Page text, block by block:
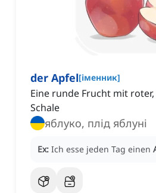
der Apfel[іменник]
Eine runde Frucht mit
Schale
яблуко, плід яблуні
Ex: Ich esse jeden Tag einen